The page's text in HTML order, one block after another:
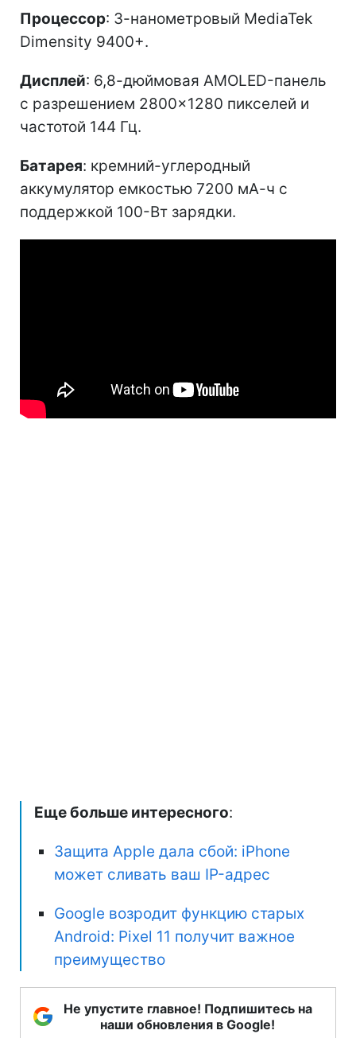
Процессор: 3-нанометровый MediaTek
Dimensity 9400+.
Дисплей: 6,8-дюймовая AMOLED-панель
с разрешением 2800×1280 пикселей и
частотой 144 Гц.
Батарея: кремний-углеродный
аккумулятор емкостью 7200 мА-ч с
поддержкой 100-Вт зарядки.
Еще больше интересного:
Защита Apple дала сбой: iPhone
может сливать ваш IP-адрес
Google возродит функцию старых
Android: Pixel 11 получит важное
преимущество
Не упустите главное! Подпишитесь на
наши обновления в Google!